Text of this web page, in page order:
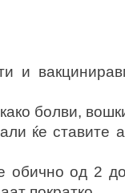
и
болви,
ќе ставите
обично од 2